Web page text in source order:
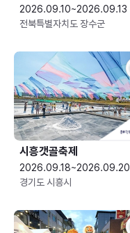
2026.09.10~2026.09.13
전북특별자치도 장수군
시흥갯골축제
2026.09.18~2026.09.20
경기도 시흥시